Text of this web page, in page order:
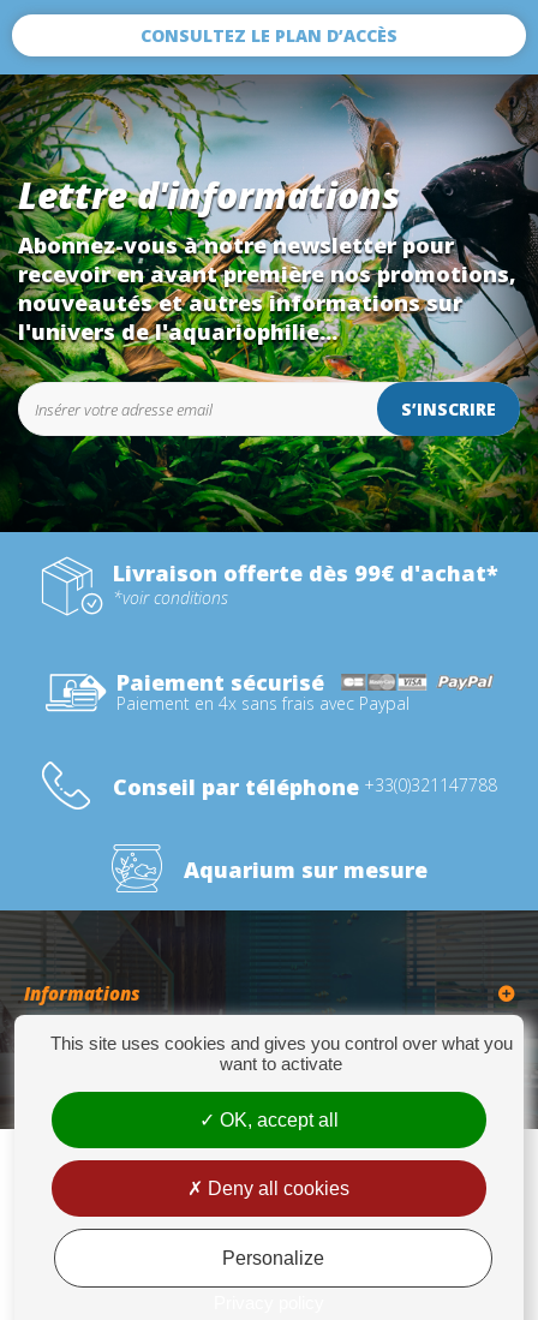
CONSULTEZ LE PLAN D’ACCÈS
Lettre d'informations
Abonnez-vous à notre newsletter pour
recevoir en avant première nos promotions,
nouveautés et autres informations sur
l'univers de l'aquariophilie...
S’INSCRIRE
Livraison offerte dès 99€ d'achat*
*voir conditions
Paiement sécurisé
Paiement en 4x sans frais avec Paypal
Conseil par téléphone +33(0)321147788
Aquarium sur mesure
Informations
Catégories
276 Quater Route de la Bassée - 62300 LENS - Tél : +33(0)3 21 14 77 88 - Fax:
+33(0)3 21 14 77 89 - europrix@wanadoo.fr
Mentions légales
This site uses cookies and gives you control over what you
want to activate
OK, accept all
Deny all cookies
Personalize